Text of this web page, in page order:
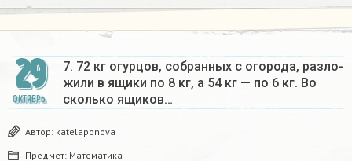
29
ОКТЯБРЬ
7. 72 кг огурцов, собранных с огорода, разло-
жили в ящики по 8 кг, а 54 кг — по 6 кг. Во
сколько ящиков…
Автор: katelaponova
Предмет: Математика